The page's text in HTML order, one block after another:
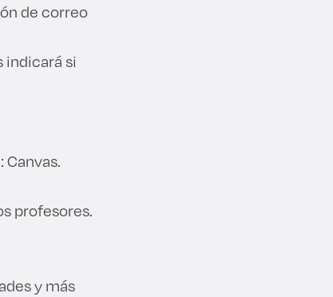
de correo
indicará si
profesores.
y más